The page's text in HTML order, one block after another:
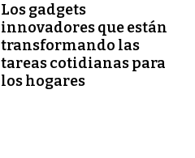
Los gadgets
innovadores que están
transformando las
tareas cotidianas para
los hogares